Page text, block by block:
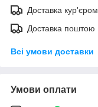
Доставка кур'єром
Доставка поштою
Всі умови доставки
Умови оплати